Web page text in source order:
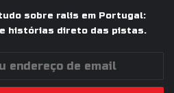
sobre ralis em Portugal:
histórias direto das pistas.